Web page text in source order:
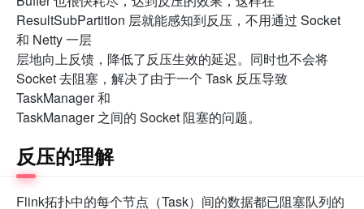
ResultSubPartition 层就能感知到反压，不用通过 Socket
和 Netty 一层
层地向上反馈，降低了反压生效的延迟。同时也不会将
Socket 去阻塞，解决了由于一个 Task 反压导致
TaskManager 和
TaskManager 之间的 Socket 阻塞的问题。
反压的理解
Flink拓扑中的每个节点（Task）间的数据都已阻塞队列的